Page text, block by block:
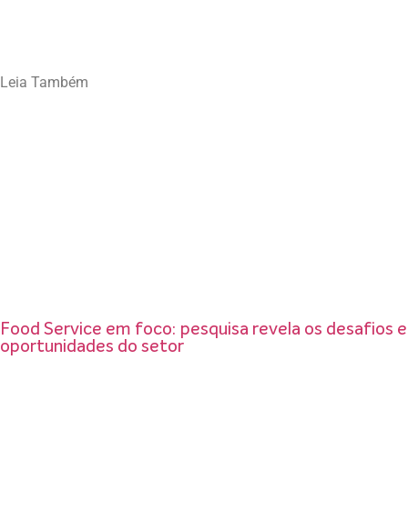
Leia Também
Food Service em foco: pesquisa revela os desafios e
oportunidades do setor